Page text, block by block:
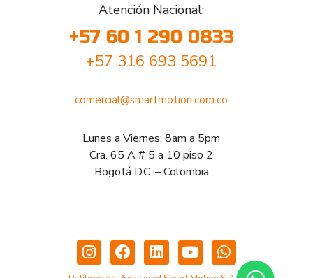
Atención Nacional:
+57 60 1 290 0833
+57 316 693 5691
comercial@smartmotion.com.co
Lunes a Viernes: 8am a 5pm
Cra. 65 A # 5 a 10 piso 2
Bogotá D.C. – Colombia